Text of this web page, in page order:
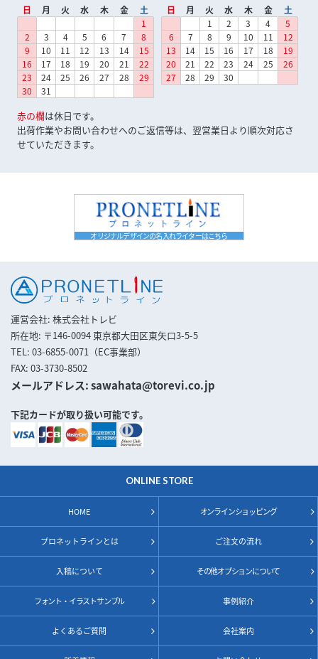
日 月 火 水 木 金
土
1
2
3 4 5 6 7
8
9
10 11 12 13 14
15
16
17 18 19 20 21
22
23
24 25 26 27 28
29
30
31
日 月 火 水 木 金
土
1
2 3 4
5
6
7 8 9 10 11
12
13
14 15 16 17 18
19
20
21 22 23 24 25
26
27
28 29 30
赤の欄は休日です。
出荷作業やお問い合わせへのご返信等は、翌営業日より順次対応さ
せていただきます。
オリジナルデザインの名入れライターはこちら
運営会社 株式会社トレビ
所在地 〒146-0094 東京都大田区東矢口3-5-5
TEL 03-6855-0071（EC事業部）
FAX 03-3730-8502
メールアドレス sawahata@torevi.co.jp
下記カードが取り扱い可能です。
ONLINE STORE
HOME オンラインショッピング
プロネットラインとは ご注文の流れ
入稿について その他オプションについて
フォント・イラストサンプル 事例紹介
よくあるご質問 会社案内